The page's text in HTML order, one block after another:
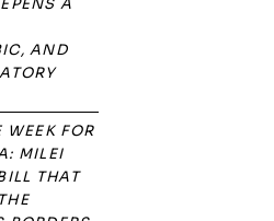
A
AND
WEEK FOR
MILEI
THAT